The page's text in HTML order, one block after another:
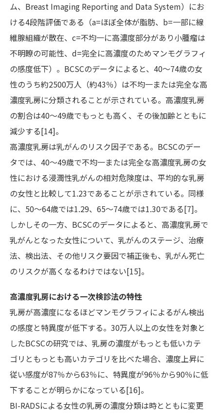
ム、Breast Imaging Reporting and Data System）にお
ける4段階評価である（a=ほぼ全体が脂肪、b=一部に線
維腺組織が散在、c=不均一に高濃度部分があり小腫瘤は
不明瞭の可能性、d=完全に高濃度のためマンモグラフィ
の感度低下）。BCSCのデータによると、40～74歳の女
性のうち約2500万人（約43％）は不均一または完全な高
濃度乳房に分類されることが示されている。高濃度乳房
の割合は40～49歳でもっとも高く、その後加齢とともに
減少する[14]。
高濃度乳房は乳がんのリスク因子である。BCSCのデー
タでは、40～49歳で不均一または完全な高濃度乳房の女
性における浸潤性乳がんの相対危険度は、平均的な乳房
の女性と比較して1.23であることが示されている。同様
に、50～64歳では1.29、65～74歳では1.30である[7]。
しかしその一方、BCSCのデータによると、高濃度乳房で
乳がんとなった女性について、乳がんのステージ、治療
法、検出法、その他リスク要因で補正後も、乳がん死亡
のリスクが高くなるわけではない[15]。
高濃度乳房における一次検診法の特性
乳房が高濃度になるほどマンモグラフィによるがん検出
の感度と特異度が低下する。30万人以上の女性を対象と
したBCSCの研究では、乳房の濃度がもっとも低いカテ
ゴリともっとも高いカテゴリを比べた場合、濃度上昇に
従い感度が87％から63％に、特異度が96％から90％に低
下することが明らかになっている[16]。
BI-RADSによる女性の乳房の濃度分類は時とともに変更